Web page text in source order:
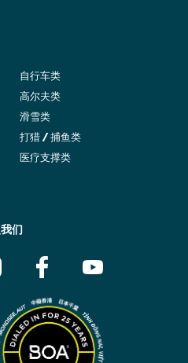
自行车类
高尔夫类
滑雪类
打猎 / 捕鱼类
医疗支撑类
们